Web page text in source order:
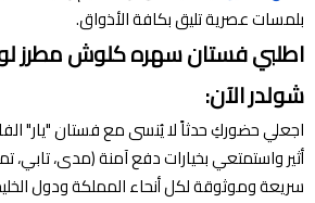
بلمسات عصرية تليق بكافة الأذواق.
اطلبي فستان سهره كلوش مطرز
شولدر الآن:
اجعلي حضوركِ حدثاً لا يُنسى مع فستان "يار"
أثير واستمتعي بخيارات دفع آمنة (مدى،
سريعة وموثوقة لكل أنحاء المملكة ودول